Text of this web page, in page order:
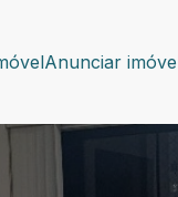
Anunciar